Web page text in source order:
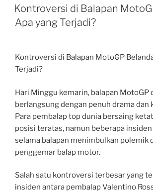
ON
Kontroversi di Balapan
Apa yang Terjadi?
Kontroversi di Balapan MotoGP
Terjadi?
Hari Minggu kemarin, balapan MotoGP
berlangsung dengan penuh drama dan
Para pembalap top dunia bersaing
posisi teratas, namun beberapa
selama balapan menimbulkan polemik
penggemar balap motor.
Salah satu kontroversi terbesar yang
insiden antara pembalap Valentino